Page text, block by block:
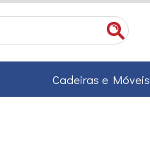
Cadeiras e Móveis